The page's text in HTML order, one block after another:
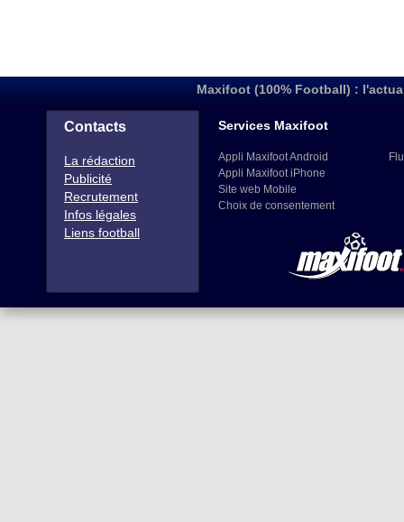
Maxifoot (100% Football) :
Contacts
La rédaction
Publicité
Recrutement
Infos légales
Liens football
Services Maxifoot
Appli Maxifoot Android
Appli Maxifoot iPhone
Site web Mobile
Choix de consentement